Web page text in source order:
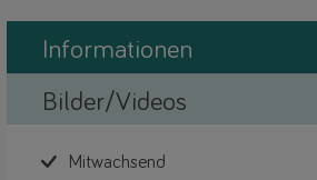
Informationen
Bilder/Videos
Mitwachsend